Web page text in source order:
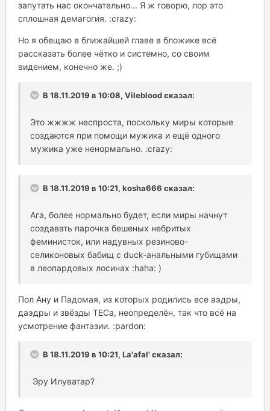
запутать нас окончательно... Я ж говорю, лор это
сплошная демагогия. :crazy:
Но я обещаю в ближайшей главе в бложике всё
рассказать более чётко и системно, со своим
видением, конечно же. ;)
В 18.11.2019 в 10:08, Vileblood сказал:
Это жжжж неспроста, поскольку миры которые
создаются при помощи мужика и ещё одного
мужика уже ненормально. :crazy:
В 18.11.2019 в 10:21, kosha666 сказал:
Ага, более нормально будет, если миры начнут
создавать парочка бешеных небритых
феминисток, или надувных резиново-
селиконовых бабищ с duck-анальными губищами
в леопардовых лосинах :haha: )
Пол Ану и Падомая, из которых родились все аэдры,
даэдры и звёзды ТЕСа, неопределён, так что всё на
усмотрение фантазии. :pardon:
В 18.11.2019 в 10:21, La'afal' сказал:
Эру Илуватар?